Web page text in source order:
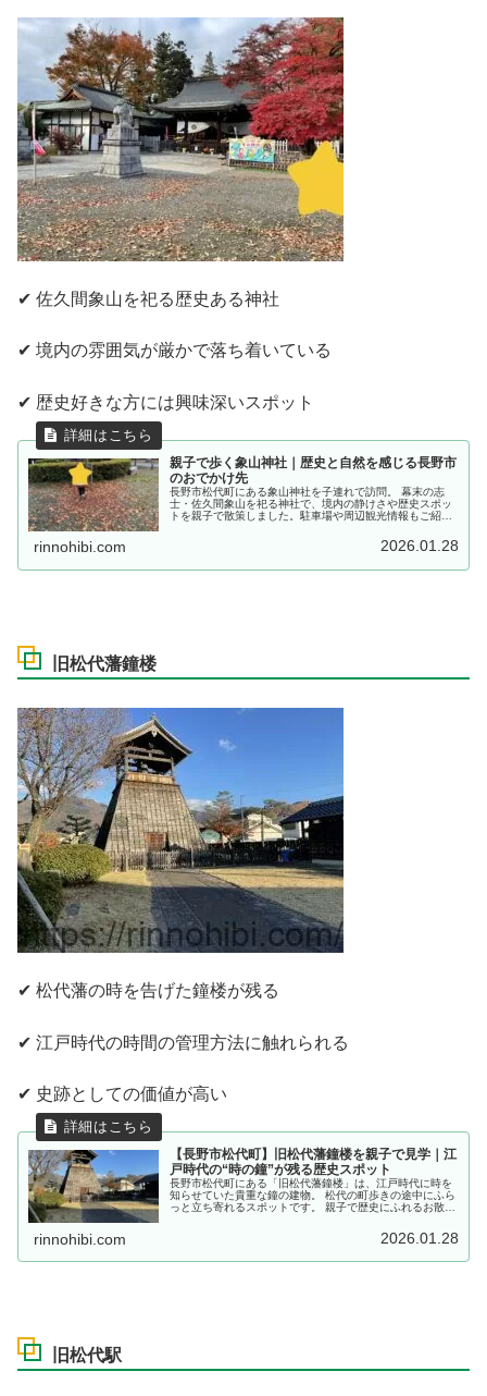
✔ 佐久間象山を祀る歴史ある神社
✔ 境内の雰囲気が厳かで落ち着いている
✔ 歴史好きな方には興味深いスポット
親子で歩く象山神社｜歴史と自然を感じる長野市
のおでかけ先
長野市松代町にある象山神社を子連れで訪問。 幕末の志
士・佐久間象山を祀る神社で、境内の静けさや歴史スポッ
トを親子で散策しました。駐車場や周辺観光情報もご紹
rinnohibi.com 2026.01.28
旧松代藩鐘楼
✔ 松代藩の時を告げた鐘楼が残る
✔ 江戸時代の時間の管理方法に触れられる
✔ 史跡としての価値が高い
【長野市松代町】旧松代藩鐘楼を親子で見学｜江
戸時代の“時の鐘”が残る歴史スポット
長野市松代町にある「旧松代藩鐘楼」は、江戸時代に時を
知らせていた貴重な鐘の建物。 松代の町歩きの途中にふら
っと立ち寄れるスポットです。 親子で歴史にふれるお散歩
rinnohibi.com 2026.01.28
旧松代駅